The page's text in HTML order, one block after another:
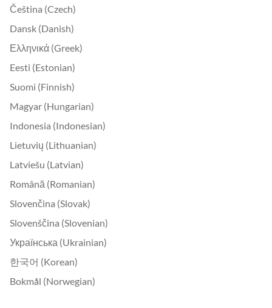
Čeština (Czech)
Dansk (Danish)
Ελληνικά (Greek)
Eesti (Estonian)
Suomi (Finnish)
Magyar (Hungarian)
Indonesia (Indonesian)
Lietuvių (Lithuanian)
Latviešu (Latvian)
Română (Romanian)
Slovenčina (Slovak)
Slovenščina (Slovenian)
Українська (Ukrainian)
한국어 (Korean)
Bokmål (Norwegian)